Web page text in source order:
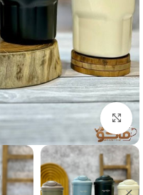
بزرگنمایی تصویر